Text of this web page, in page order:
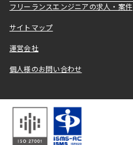
フリーランスエンジニアの求人・案件
サイトマップ
運営会社
個人様のお問い合わせ